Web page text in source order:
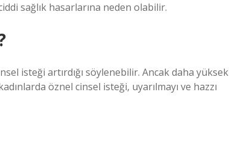
sağlık hasarlarına neden olabilir.
isteği artırdığı söylenebilir. Ancak daha yüksek
öznel cinsel isteği, uyarılmayı ve hazzı